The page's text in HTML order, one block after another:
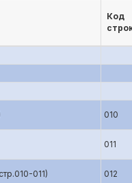
Код
010
011
011) 012